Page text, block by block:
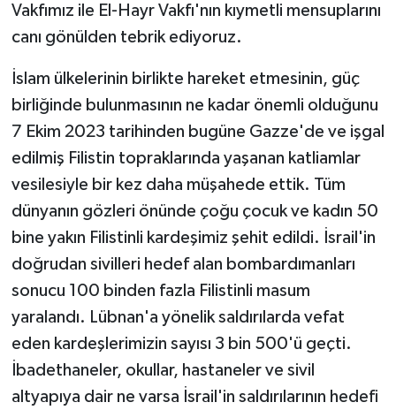
Vakfımız ile El-Hayr Vakfı'nın kıymetli mensuplarını
canı gönülden tebrik ediyoruz.
İslam ülkelerinin birlikte hareket etmesinin, güç
birliğinde bulunmasının ne kadar önemli olduğunu
7 Ekim 2023 tarihinden bugüne Gazze'de ve işgal
edilmiş Filistin topraklarında yaşanan katliamlar
vesilesiyle bir kez daha müşahede ettik. Tüm
dünyanın gözleri önünde çoğu çocuk ve kadın 50
bine yakın Filistinli kardeşimiz şehit edildi. İsrail'in
doğrudan sivilleri hedef alan bombardımanları
sonucu 100 binden fazla Filistinli masum
yaralandı. Lübnan'a yönelik saldırılarda vefat
eden kardeşlerimizin sayısı 3 bin 500'ü geçti.
İbadethaneler, okullar, hastaneler ve sivil
altyapıya dair ne varsa İsrail'in saldırılarının hedefi